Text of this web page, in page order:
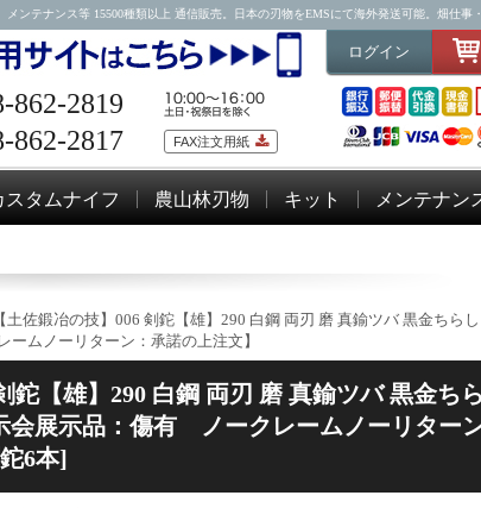
テナンス等 15500種類以上 通信販売。日本の刃物をEMSにて海外発送可能。畑仕
862-2819
862-2817 FAX注文用紙
ログイン
スタムナイフ 農山林刃物 キット メンテナン
土佐鍛冶の技】006 剣鉈【雄】290 白鋼 両刃 磨 真鍮ツバ 黒金ちらし
ムノーリターン：承諾の上注文】
鉈【雄】290 白鋼 両刃 磨 真鍮ツバ 黒金ち
会展示品：傷有 ノークレームノーリター
6本]